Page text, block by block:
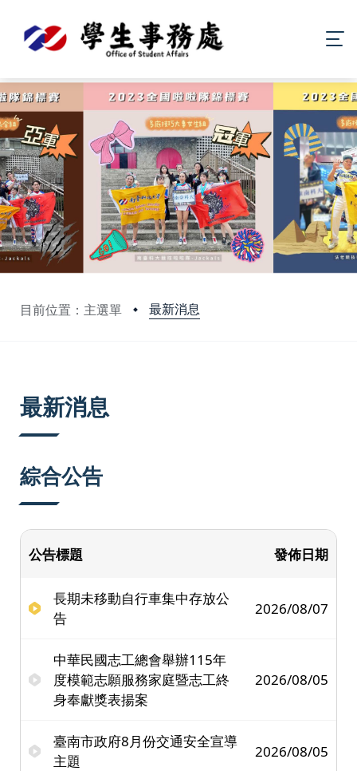
目前位置：主選單 最新消息
最新消息
綜合公告
公告標題 發佈日期
長期未移動自行車集中存放公
告
2026/08/07
中華民國志工總會舉辦115年
度模範志願服務家庭暨志工終
身奉獻獎表揚案
2026/08/05
臺南市政府8月份交通安全宣導
主題
2026/08/05